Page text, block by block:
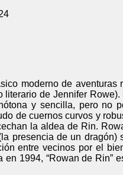
moderno de
literario de Jennifer
y sencilla, pero no
de cuernos curvos y
la aldea de Rin.
presencia de un
entre vecinos por el
en 1994, “Rowan de